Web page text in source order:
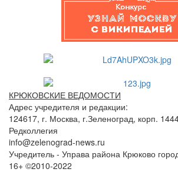
КРЮКОВСКИЕ ВЕДОМОСТИ
Адрес учредителя и редакции:
124617, г. Москва, г.Зеленоград, корп.
Редколлегия
info@zelenograd-news.ru
Учредитель - Управа района Крюково
16+ ©2010-2022